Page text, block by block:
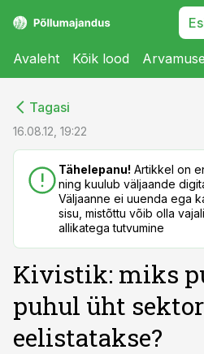
Avaleht Kõik lood
Tagasi
16.08.12, 19:22
Tähelepanu! Artikkel on
ning kuulub väljaande
Väljaanne ei uuenda ega
sisu, mistõttu võib olla
allikatega tutvumine
Kivistik: miks
puhul üht
eelistatakse?